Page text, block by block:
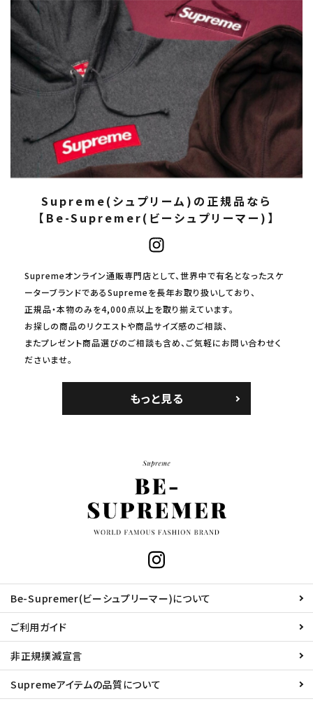
Supreme(シュプリーム)の正規品なら
【Be-Supremer(ビーシュプリーマー)】
Supremeオンライン通販専門店として、世界中で有名となったスケ
ーターブランドであるSupremeを長年お取り扱いしており、
正規品・本物のみを4,000点以上を取り揃えています。
お探しの商品のリクエストや商品サイズ感のご相談、
またプレゼント商品選びのご相談も含め、ご気軽にお問い合わせく
ださいませ。
もっと見る
Be-Supremer(ビーシュプリーマー)について
ご利用ガイド
非正規撲滅宣言
Supremeアイテムの品質について